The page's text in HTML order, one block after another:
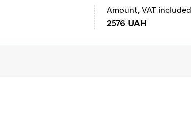
Amount, VAT included
2576 UAH